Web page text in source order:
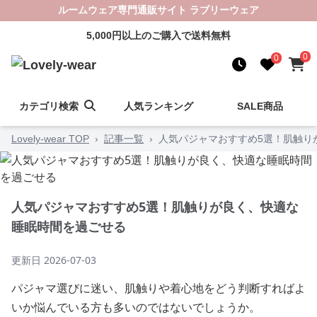
ルームウェア専門通販サイト ラブリーウェア
5,000円以上のご購入で送料無料
0 0
カテゴリ検索 人気ランキング SALE商品
Lovely-wear TOP › 記事一覧 › 人気パジャマおすすめ5選！肌触
人気パジャマおすすめ5選！肌触りが良く、快適な
睡眠時間を過ごせる
更新日 2026-07-03
パジャマ選びに迷い、肌触りや着心地をどう判断すればよ
いか悩んでいる方も多いのではないでしょうか。